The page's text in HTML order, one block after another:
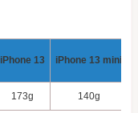
iPhone 13 iPhone 13 mini
173g 140g